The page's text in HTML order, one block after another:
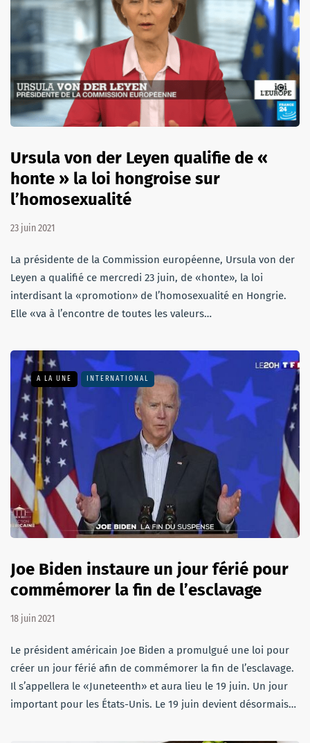
Ursula von der Leyen qualifie de «
honte » la loi hongroise sur
l’homosexualité
23 juin 2021
La présidente de la Commission européenne, Ursula von der
Leyen a qualifié ce mercredi 23 juin, de «honte», la loi
interdisant la «promotion» de l’homosexualité en Hongrie.
Elle «va à l’encontre de toutes les valeurs…
A LA UNE INTERNATIONAL
Joe Biden instaure un jour férié pour
commémorer la fin de l’esclavage
18 juin 2021
Le président américain Joe Biden a promulgué une loi pour
créer un jour férié afin de commémorer la fin de l’esclavage.
Il s’appellera le «Juneteenth» et aura lieu le 19 juin. Un jour
important pour les États-Unis. Le 19 juin devient désormais…